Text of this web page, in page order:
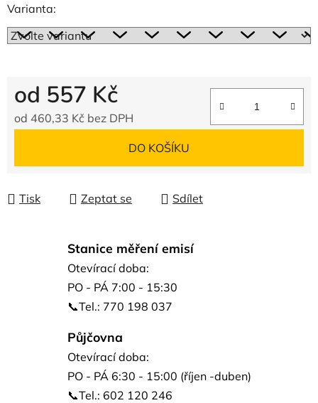
Varianta:
od 557 Kč
od 460,33 Kč bez DPH
DO KOŠÍKU
Tisk Zeptat se Sdílet
Stanice měření emisí
Otevírací doba:
PO - PÁ 7:00 - 15:30
📞Tel.: 770 198 037
Půjčovna
Otevírací doba:
PO - PÁ 6:30 - 15:00 (říjen -duben)
📞Tel.: 602 120 246